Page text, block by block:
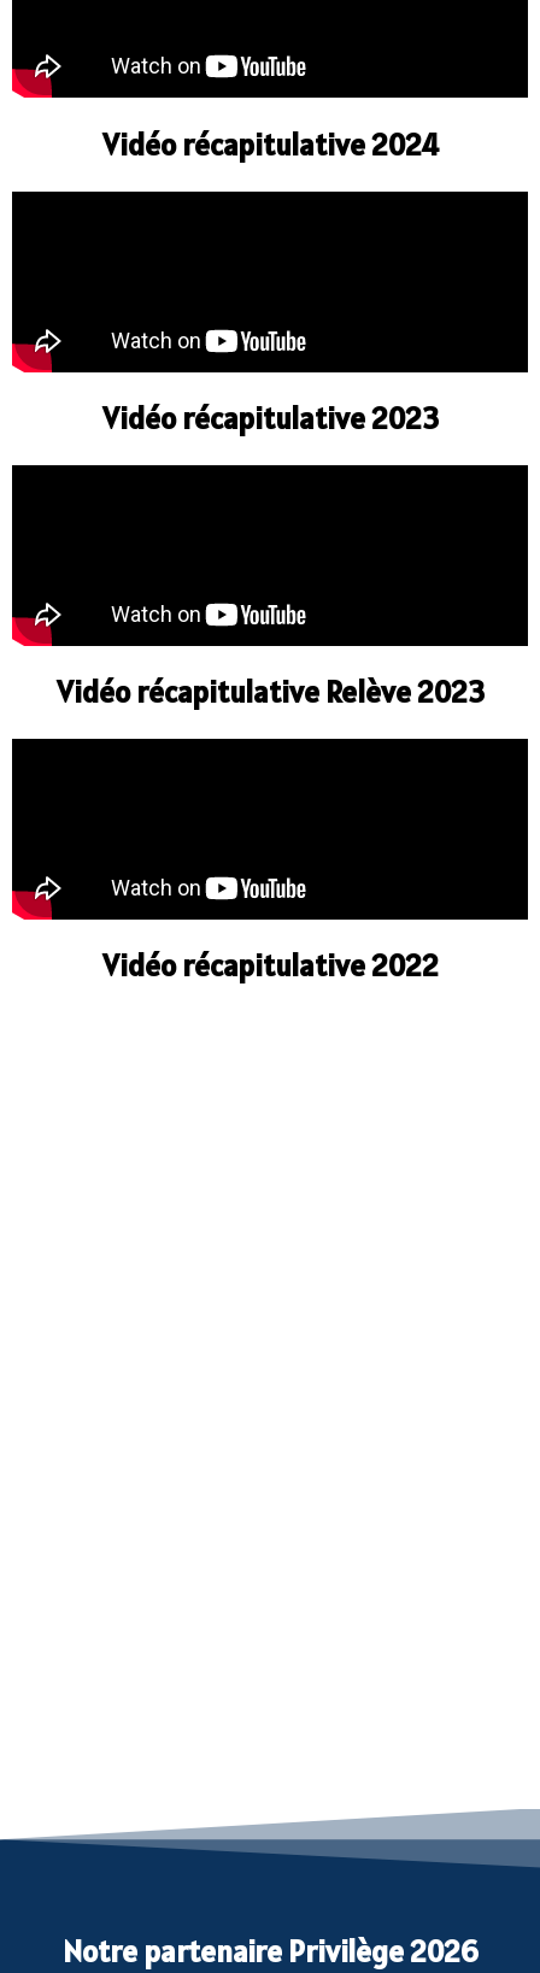
Vidéo récapitulative 2024
Vidéo récapitulative 2023
Vidéo récapitulative Relève 2023
Vidéo récapitulative 2022
Notre partenaire Privilège 2026